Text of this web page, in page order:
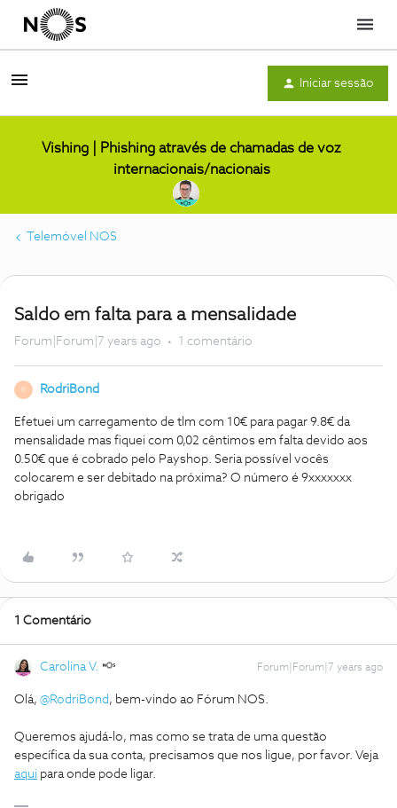
Menu
Iniciar sessão
Vishing | Phishing através de chamadas de voz
internacionais/nacionais
Telemóvel NOS
Saldo em falta para a mensalidade
Forum|Forum|7 years ago 1 comentário
R RodriBond
Efetuei um carregamento de tlm com 10€ para pagar 9.8€ da
mensalidade mas fiquei com 0,02 cêntimos em falta devido aos
0.50€ que é cobrado pelo Payshop. Seria possível vocês
colocarem e ser debitado na próxima? O número é 9xxxxxxx
obrigado
1 Comentário
Carolina V. Forum|Forum|7 years ago
Olá, @RodriBond, bem-vindo ao Fórum NOS.
Queremos ajudá-lo, mas como se trata de uma questão
específica da sua conta, precisamos que nos ligue, por favor. Veja
aqui para onde pode ligar.